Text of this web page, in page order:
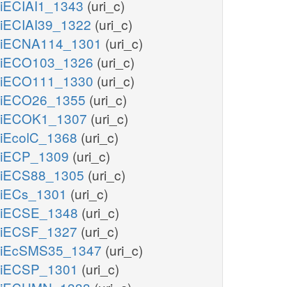
iECIAI1_1343 (uri_c)
iECIAI39_1322 (uri_c)
iECNA114_1301 (uri_c)
iECO103_1326 (uri_c)
iECO111_1330 (uri_c)
iECO26_1355 (uri_c)
iECOK1_1307 (uri_c)
iEcolC_1368 (uri_c)
iECP_1309 (uri_c)
iECS88_1305 (uri_c)
iECs_1301 (uri_c)
iECSE_1348 (uri_c)
iECSF_1327 (uri_c)
iEcSMS35_1347 (uri_c)
iECSP_1301 (uri_c)